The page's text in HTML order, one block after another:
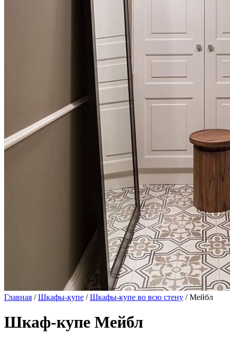
Главная /Шкафы-купе /Шкафы-купе во всю стену / Мейбл
Шкаф-купе Мейбл